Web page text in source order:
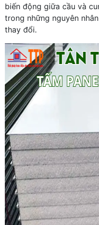
biến động giữa cầu và
trong những nguyên
thay đổi.